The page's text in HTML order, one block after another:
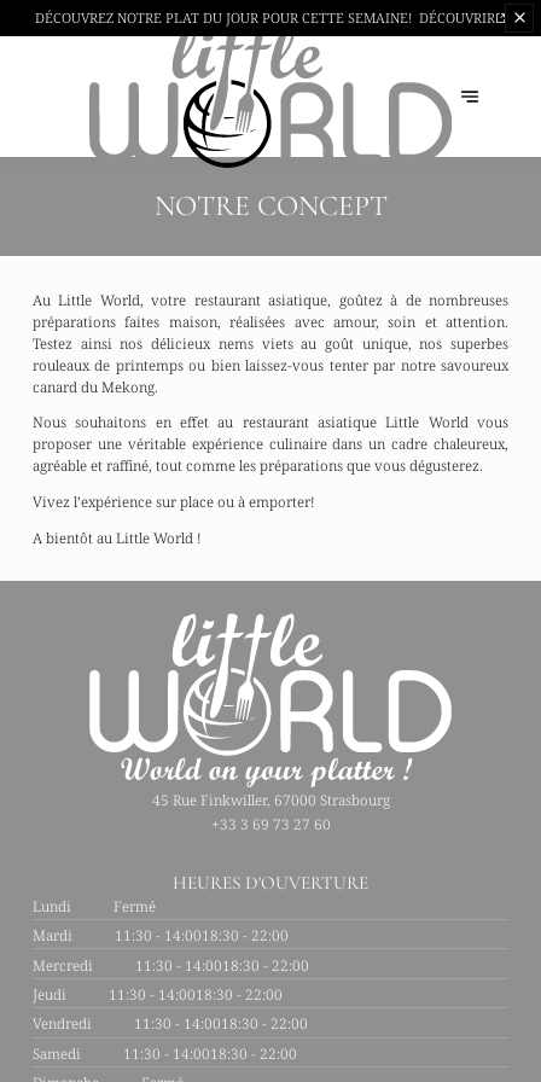
DÉCOUVREZ NOTRE PLAT DU JOUR POUR CETTE SEMAINE! DÉCOUVRIR
NOTRE CONCEPT
Au Little World, votre restaurant asiatique, goûtez à de nombreuses
préparations faites maison, réalisées avec amour, soin et attention.
Testez ainsi nos délicieux nems viets au goût unique, nos superbes
rouleaux de printemps ou bien laissez-vous tenter par notre savoureux
canard du Mekong.
Nous souhaitons en effet au restaurant asiatique Little World vous
proposer une véritable expérience culinaire dans un cadre chaleureux,
agréable et raffiné, tout comme les préparations que vous dégusterez.
Vivez l’expérience sur place ou à emporter!
A bientôt au Little World !
45 Rue Finkwiller, 67000 Strasbourg
+33 3 69 73 27 60
HEURES D'OUVERTURE
Lundi
Fermé
Mardi
11:30 - 14:0018:30 - 22:00
Mercredi
11:30 - 14:0018:30 - 22:00
Jeudi
11:30 - 14:0018:30 - 22:00
Vendredi
11:30 - 14:0018:30 - 22:00
Samedi
11:30 - 14:0018:30 - 22:00